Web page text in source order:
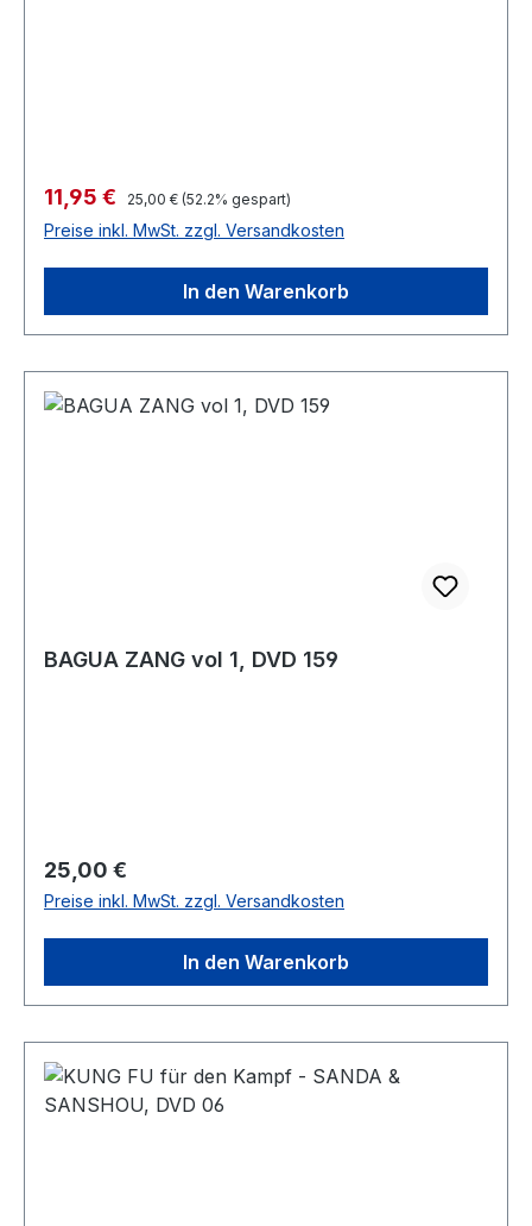
Verkaufspreis:
11,95 € Regulärer Preis:
25,00 € (52.2% gespart)
Preise inkl. MwSt. zzgl. Versandkosten
In den Warenkorb
BAGUA ZANG vol 1, DVD 159
Regulärer Preis:
25,00 €
Preise inkl. MwSt. zzgl. Versandkosten
In den Warenkorb